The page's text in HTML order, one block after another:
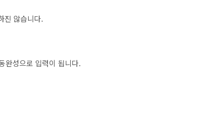
진 않습니다.
완성으로 입력이 됩니다.